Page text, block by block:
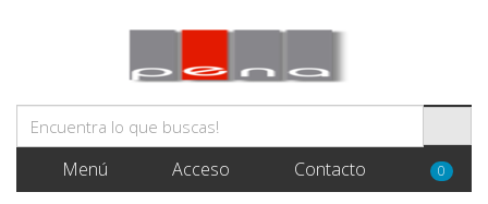
Menú Acceso Contacto 0